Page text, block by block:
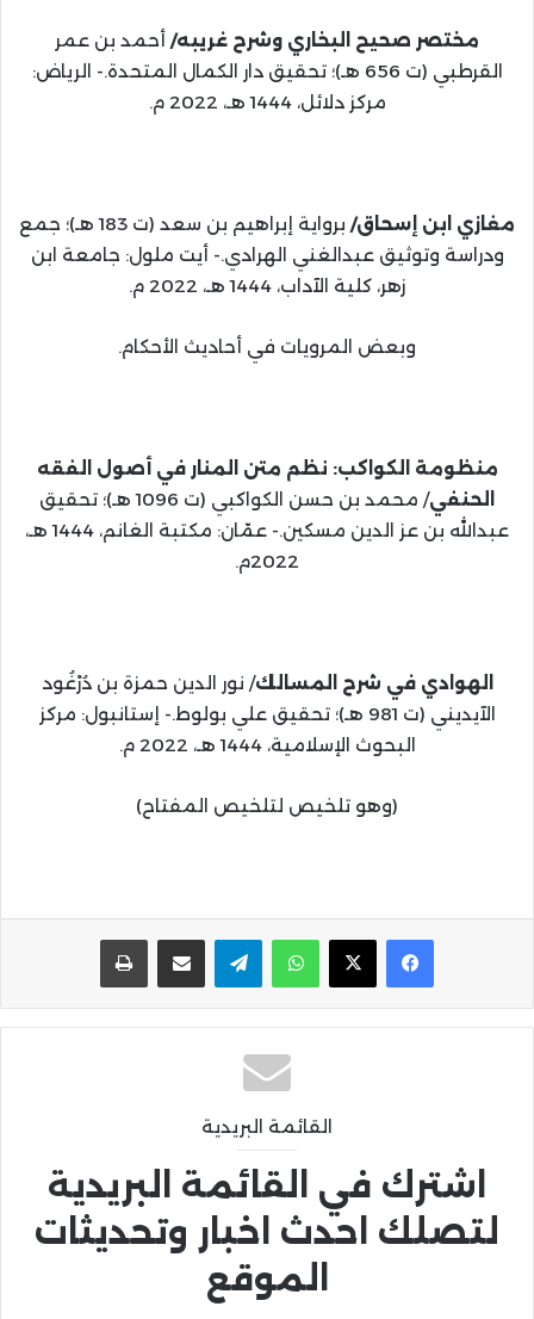
مختصر صحيح البخاري وشرح غريبه/ أحمد بن عمر
القرطبي (ت 656 هـ)؛ تحقيق دار الكمال المتحدة.- الرياض:
مركز دلائل، 1444 هـ، 2022 م.
مغازي ابن إسحاق/
برواية إبراهيم بن سعد (ت 183 هـ)؛ جمع
ودراسة وتوثيق عبدالغني الهرادي.- أيت ملول: جامعة ابن
زهر، كلية الآداب، 1444 هـ، 2022 م.
وبعض المرويات في أحاديث الأحكام.
منظومة الكواكب: نظم متن المنار في أصول الفقه
الحنفي
/ محمد بن حسن الكواكبي (ت 1096 هـ)؛ تحقيق
عبدالله بن عز الدين مسكين.- عمّان: مكتبة الغانم، 1444 هـ،
2022م.
الهوادي في شرح المسالك/ نور الدين حمزة بن دُرْغُود
الآيديني (ت 981 هـ)؛ تحقيق علي بولوط.- إستانبول: مركز
البحوث الإسلامية، 1444 هـ، 2022 م.
(وهو تلخيص لتلخيص المفتاح)
واتساب تيلقرام مشاركة عبر البريد
القائمة البريدية
اشترك في القائمة البريدية
لتصلك احدث اخبار وتحديثات
الموقع